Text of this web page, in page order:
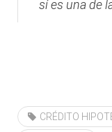
sí es una de
CRÉDITO